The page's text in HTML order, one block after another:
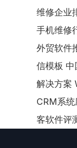
维修企业
手机维修
外贸软件
信模板 中
解决方案
CRM系
客软件评